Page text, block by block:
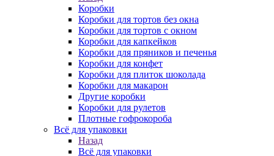
Коробки
Коробки для тортов без окна
Коробки для тортов с окном
Коробки для капкейков
Коробки для пряников и печенья
Коробки для конфет
Коробки для плиток шоколада
Коробки для макарон
Другие коробки
Коробки для рулетов
Плотные гофрокороба
Всё для упаковки
Назад
Всё для упаковки